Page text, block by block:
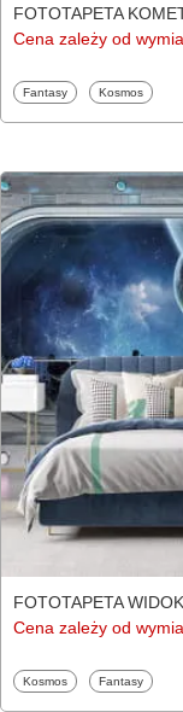
FOTOTAPETA
Cena zależy od
Fototapety
Fantasy Fototapety
Kosmos
FOTOTAPETA
Cena zależy od
Fototapety
Kosmos Fototapety
Fantasy